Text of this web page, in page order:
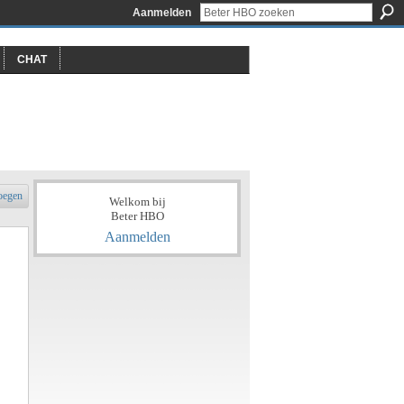
Aanmelden
CHAT
Welkom bij
Beter HBO
Aanmelden